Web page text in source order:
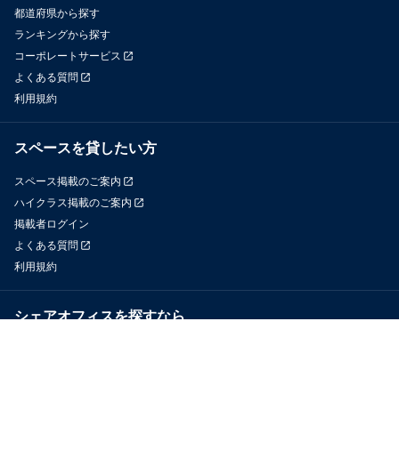
都道府県から探す
ランキングから探す
コーポレートサービス
よくある質問
利用規約
スペースを貸したい方
スペース掲載のご案内
ハイクラス掲載のご案内
掲載者ログイン
よくある質問
利用規約
シェアオフィスを探すなら